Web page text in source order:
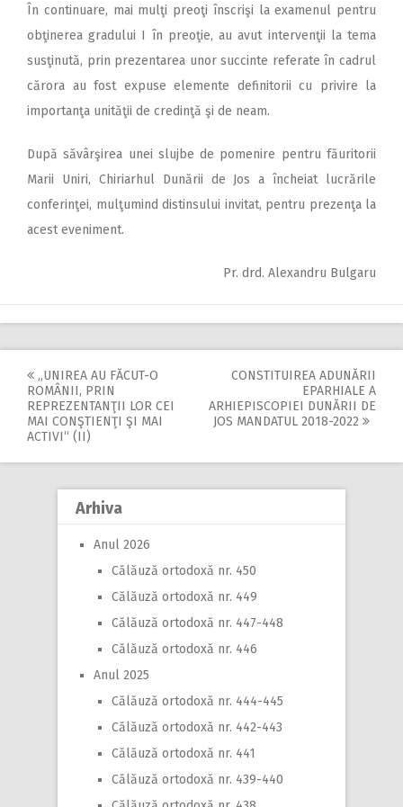
În continuare, mai mulţi preoţi înscrişi la examenul pentru
obţinerea gradului I în preoţie, au avut intervenţii la tema
susţinută, prin prezentarea unor succinte referate în cadrul
cărora au fost expuse elemente definitorii cu privire la
importanţa unităţii de credinţă şi de neam.
După săvârşirea unei slujbe de pomenire pentru făuritorii
Marii Uniri, Chiriarhul Dunării de Jos a încheiat lucrările
conferinţei, mulţumind distinsului invitat, pentru prezenţa la
acest eveniment.
Pr. drd. Alexandru Bulgaru
Post
navigation
„UNIREA AU FĂCUT-O
ROMÂNII, PRIN
REPREZENTANŢII LOR CEI
MAI CONŞTIENŢI ŞI MAI
ACTIVI“ (II)
CONSTITUIREA ADUNĂRII
EPARHIALE A
ARHIEPISCOPIEI DUNĂRII DE
JOS MANDATUL 2018-2022
Arhiva
Anul 2026
Călăuză ortodoxă nr. 450
Călăuză ortodoxă nr. 449
Călăuză ortodoxă nr. 447-448
Călăuză ortodoxă nr. 446
Anul 2025
Călăuză ortodoxă nr. 444-445
Călăuză ortodoxă nr. 442-443
Călăuză ortodoxă nr. 441
Călăuză ortodoxă nr. 439-440